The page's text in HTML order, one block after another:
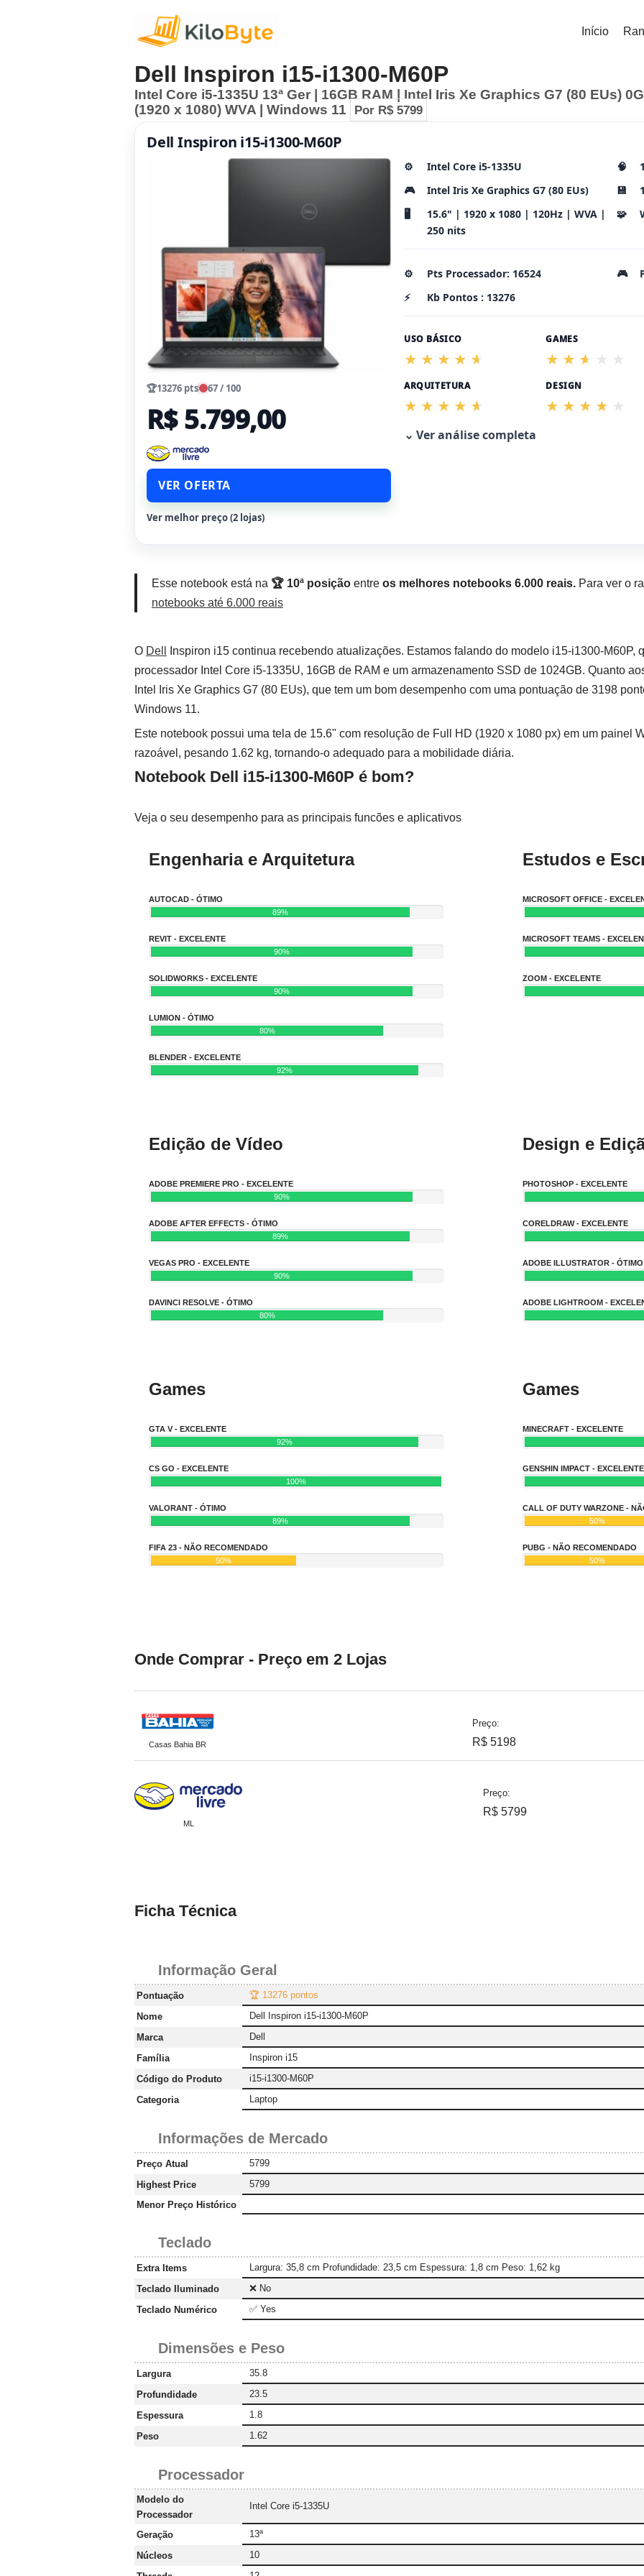
Início
Dell Inspiron i15-i1300-M60P
Intel Core i5-1335U 13ª Ger | 16GB RAM | Intel Iris Xe Graphics G7 (80 EUs)
(1920 x 1080) WVA | Windows 11
Por R$ 5799
Dell Inspiron i15-i1300-M60P
🏆13276 pts 67 / 100
R$ 5.799,00
VER OFERTA
Ver melhor preço (2 lojas)
⚙️ Intel Core i5-1335U 🧠
🎮
Intel Iris Xe Graphics G7 (80 EUs) 💾
🖥️
15.6" | 1920 x 1080 | 120Hz | WVA |
250 nits
🧩
⚙️ Pts Processador: 16524 🎮
⚡
Kb Pontos : 13276
USO BÁSICO GAMES
ARQUITETURA DESIGN
⌄ Ver análise completa
Esse notebook está na 🏆 10ª posição entre os melhores notebooks 6.000 reais. Para ver o
notebooks até 6.000 reais
O Dell
Inspiron i15 continua recebendo atualizações. Estamos falando do modelo i15-i1300-M60P,
processador Intel Core i5-1335U, 16GB de RAM e um armazenamento SSD de 1024GB. Quanto
Intel Iris Xe Graphics G7 (80 EUs), que tem um bom desempenho com uma pontuação de 3198
Windows 11.
Este notebook possui uma tela de 15.6" com resolução de Full HD (1920 x 1080 px) em um painel
razoável, pesando 1.62 kg, tornando-o adequado para a mobilidade diária.
Notebook Dell i15-i1300-M60P é bom?
Veja o seu desempenho para as principais funcões e aplicativos
Engenharia e Arquitetura
AUTOCAD - ÓTIMO
89%
REVIT - EXCELENTE
90%
SOLIDWORKS - EXCELENTE
90%
LUMION - ÓTIMO
80%
BLENDER - EXCELENTE
92%
Estudos e
MICROSOFT OFFICE -
MICROSOFT TEAMS -
ZOOM - EXCELENTE
Edição de Vídeo
ADOBE PREMIERE PRO - EXCELENTE
90%
ADOBE AFTER EFFECTS - ÓTIMO
89%
VEGAS PRO - EXCELENTE
90%
DAVINCI RESOLVE - ÓTIMO
80%
Design e
PHOTOSHOP - EXCELENTE
CORELDRAW - EXCELENTE
ADOBE ILLUSTRATOR - ÓTIMO
ADOBE LIGHTROOM -
Games
GTA V - EXCELENTE
92%
CS GO - EXCELENTE
100%
VALORANT - ÓTIMO
89%
FIFA 23 - NÃO RECOMENDADO
50%
Games
MINECRAFT - EXCELENTE
GENSHIN IMPACT - EXCELENTE
CALL OF DUTY WARZONE -
50%
PUBG - NÃO RECOMENDADO
50%
Onde Comprar - Preço em 2 Lojas
Casas Bahia BR
Preço:
R$ 5198
ML
Preço:
R$ 5799
Ficha Técnica
Informação Geral
Pontuação
🏆 13276 pontos
Nome
Dell Inspiron i15-i1300-M60P
Marca
Dell
Família
Inspiron i15
Código do Produto
i15-i1300-M60P
Categoria
Laptop
Informações de Mercado
Preço Atual
5799
Highest Price
5799
Menor Preço Histórico
Teclado
Extra Items
Largura: 35,8 cm Profundidade: 23,5 cm Espessura: 1,8 cm Peso: 1,62 kg
Teclado Iluminado
❌ No
Teclado Numérico
✅ Yes
Dimensões e Peso
Largura
35.8
Profundidade
23.5
Espessura
1.8
Peso
1.62
Processador
Modelo do
Processador
Intel Core i5-1335U
Geração
13ª
Núcleos
10